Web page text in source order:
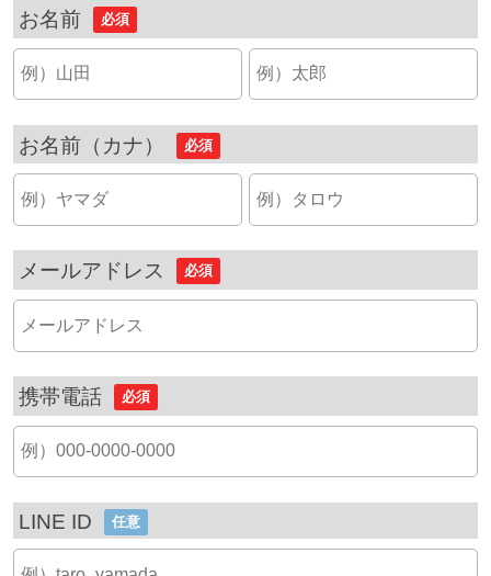
お名前 必須
お名前（カナ） 必須
メールアドレス 必須
携帯電話 必須
LINE ID 任意